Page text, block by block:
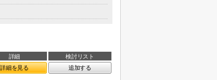
詳細
検討リスト
詳細を見る 追加する